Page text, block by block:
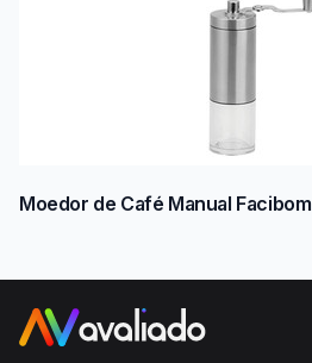
Moedor de Café Manual Facibom